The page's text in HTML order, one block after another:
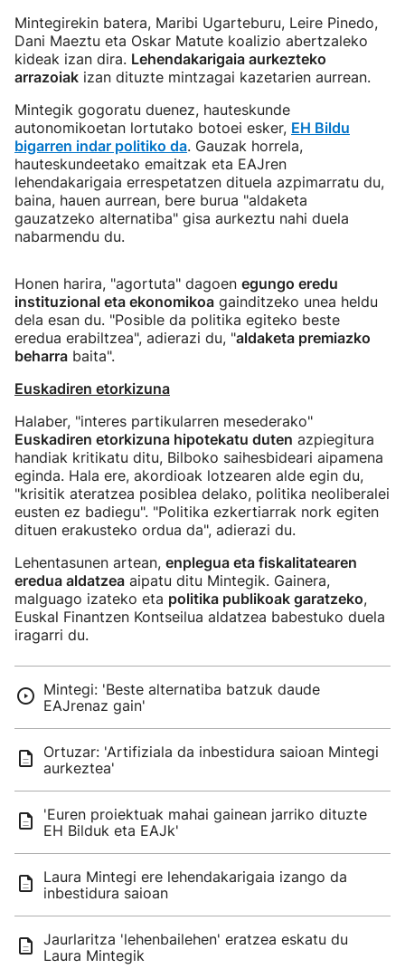
Mintegirekin batera, Maribi Ugarteburu, Leire Pinedo,
Dani Maeztu eta Oskar Matute koalizio abertzaleko
kideak izan dira. Lehendakarigaia aurkezteko
arrazoiak izan dituzte mintzagai kazetarien aurrean.
Mintegik gogoratu duenez, hauteskunde
autonomikoetan lortutako botoei esker, EH Bildu
bigarren indar politiko da. Gauzak horrela,
hauteskundeetako emaitzak eta EAJren
lehendakarigaia errespetatzen dituela azpimarratu du,
baina, hauen aurrean, bere burua "aldaketa
gauzatzeko alternatiba" gisa aurkeztu nahi duela
nabarmendu du.
Honen harira, "agortuta" dagoen egungo eredu
instituzional eta ekonomikoa gainditzeko unea heldu
dela esan du. "Posible da politika egiteko beste
eredua erabiltzea", adierazi du, "aldaketa premiazko
beharra baita".
Euskadiren etorkizuna
Halaber, "interes partikularren mesederako"
Euskadiren etorkizuna hipotekatu duten azpiegitura
handiak kritikatu ditu, Bilboko saihesbideari aipamena
eginda. Hala ere, akordioak lotzearen alde egin du,
"krisitik ateratzea posiblea delako, politika neoliberalei
eusten ez badiegu". "Politika ezkertiarrak nork egiten
dituen erakusteko ordua da", adierazi du.
Lehentasunen artean, enplegua eta fiskalitatearen
eredua aldatzea aipatu ditu Mintegik. Gainera,
malguago izateko eta politika publikoak garatzeko,
Euskal Finantzen Kontseilua aldatzea babestuko duela
iragarri du.
Mintegi: 'Beste alternatiba batzuk daude
EAJrenaz gain'
Ortuzar: 'Artifiziala da inbestidura saioan Mintegi
aurkeztea'
'Euren proiektuak mahai gainean jarriko dituzte
EH Bilduk eta EAJk'
Laura Mintegi ere lehendakarigaia izango da
inbestidura saioan
Jaurlaritza 'lehenbailehen' eratzea eskatu du
Laura Mintegik